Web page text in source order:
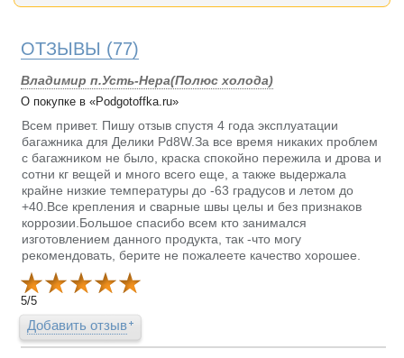
ОТЗЫВЫ (77)
Владимир п.Усть-Нера(Полюс холода)
О покупке в «Podgotoffka.ru»
Всем привет. Пишу отзыв спустя 4 года эксплуатации
багажника для Делики Pd8W.За все время никаких проблем
с багажником не было, краска спокойно пережила и дрова и
сотни кг вещей и много всего еще, а также выдержала
крайне низкие температуры до -63 градусов и летом до
+40.Все крепления и сварные швы целы и без признаков
коррозии.Большое спасибо всем кто занимался
изготовлением данного продукта, так -что могу
рекомендовать, берите не пожалеете качество хорошее.
5/5
Добавить отзыв